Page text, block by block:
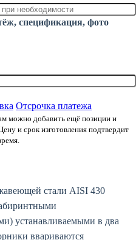
спецификация, фото
Отсрочка платежа
можно добавить ещё позиции и
и срок изготовления подтвердит
стали AISI 430
устанавливаемыми в два
ввариваются